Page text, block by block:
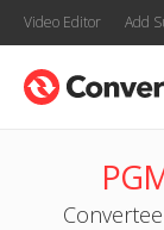
Video Editor Add